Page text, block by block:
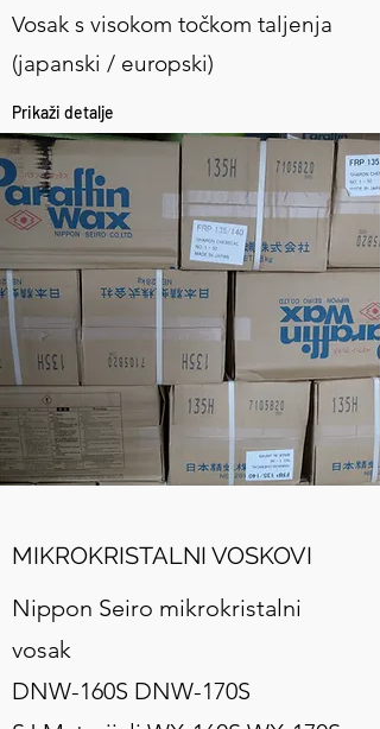
Vosak s visokom točkom taljenja
(japanski / europski)
Prikaži detalje
MIKROKRISTALNI VOSKOVI
Nippon Seiro mikrokristalni
vosak
DNW-160S DNW-170S